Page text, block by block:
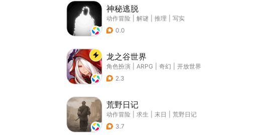
神秘逃脱
动作冒险 解谜 推理
写实
0.0
龙之谷世界
角色扮演 ARPG 奇幻
开放世界
2.3
荒野日记
动作冒险 求生 末日
荒野日记
3.7